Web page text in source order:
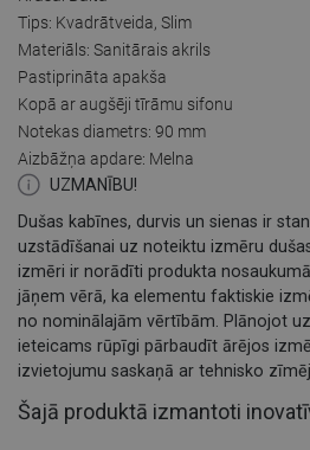
Tips: Kvadrātveida, Slim
Materiāls: Sanitārais akrils
Pastiprināta apakša
Kopā ar augšēji tīrāmu sifonu
Notekas diametrs: 90 mm
Aizbāžņa apdare: Melna
UZMANĪBU!
Dušas kabīnes, durvis un sienas ir
uzstādīšanai uz noteiktu izmēru
izmēri ir norādīti produkta
jāņem vērā, ka elementu faktiskie
no nominālajām vērtībām. Plānojot
ieteicams rūpīgi pārbaudīt ārējos
izvietojumu saskaņā ar tehnisko
Šajā produktā izmantoti